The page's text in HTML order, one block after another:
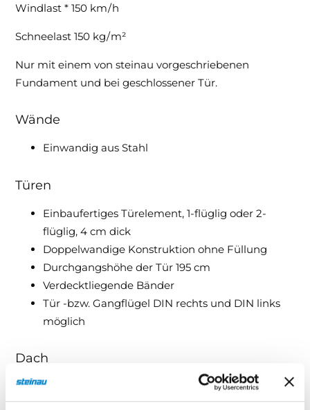
Windlast * 150 km / h
Schneelast 150 kg / m²
Nur mit einem von steinau vorgeschriebenen
Fundament und bei geschlossener Tür.
Wände
Einwandig aus Stahl
Türen
Einbaufertiges Türelement, 1-flüglig oder 2-
flüglig, 4 cm dick
Doppelwandige Konstruktion ohne Füllung
Durchgangshöhe der Tür 195 cm
Verdecktliegende Bänder
Tür -bzw. Gangflügel DIN rechts und DIN links
möglich
Dach
Dachkomponente einwandig aus Stahl
Dachbleche gesickt